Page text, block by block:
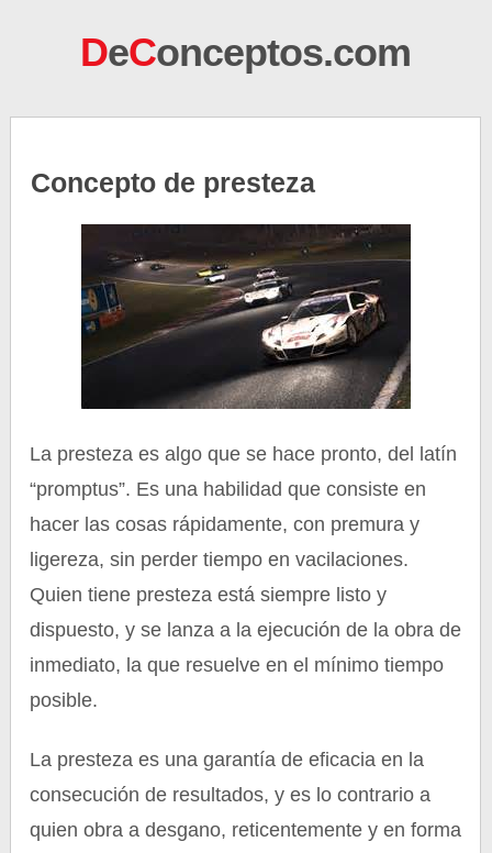
DeConceptos.com
Concepto de presteza
La presteza es algo que se hace pronto, del latín
“promptus”. Es una habilidad que consiste en
hacer las cosas rápidamente, con premura y
ligereza, sin perder tiempo en vacilaciones.
Quien tiene presteza está siempre listo y
dispuesto, y se lanza a la ejecución de la obra de
inmediato, la que resuelve en el mínimo tiempo
posible.
La presteza es una garantía de eficacia en la
consecución de resultados, y es lo contrario a
quien obra a desgano, reticentemente y en forma